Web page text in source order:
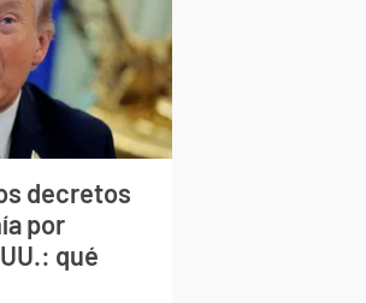
decretos
por
qué